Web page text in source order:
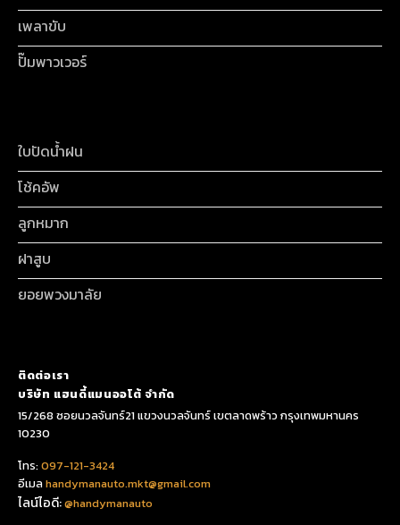
เพลาขับ
ปั๊มพาวเวอร์
ใบปัดน้ำฝน
โช้คอัพ
ลูกหมาก
ฝาสูบ
ยอยพวงมาลัย
ติดต่อเรา
บริษัท แฮนดี้แมนออโต้ จำกัด
15/268 ซอยนวลจันทร์21 แขวงนวลจันทร์ เขตลาดพร้าว กรุงเทพมหานคร
10230
โทร:097-121-3424
อีเมลhandymanauto.mkt@gmail.com
ไลน์ไอดี:@handymanauto